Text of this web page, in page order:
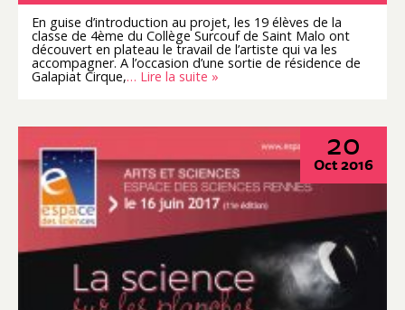
En guise d’introduction au projet, les 19 élèves de la
classe de 4ème du Collège Surcouf de Saint Malo ont
découvert en plateau le travail de l’artiste qui va les
accompagner. A l’occasion d’une sortie de résidence de
Galapiat Cirque,… Lire la suite »
20
Oct 2016